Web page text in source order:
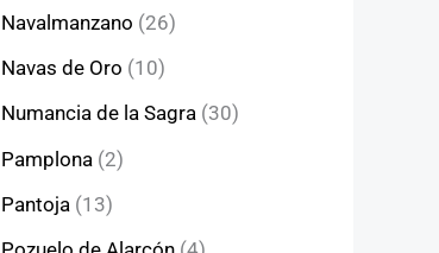
Navalmanzano (26)
Navas de Oro (10)
Numancia de la Sagra (30)
Pamplona (2)
Pantoja (13)